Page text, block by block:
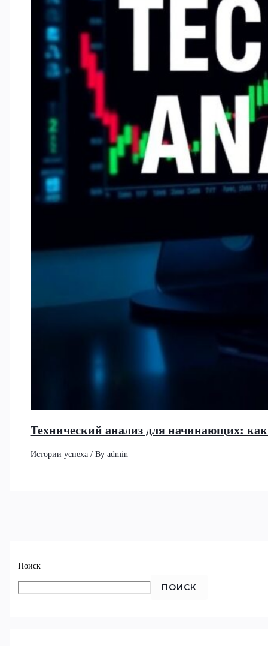
Поиск
ПОИСК
Технический анализ для начинающих:
Истории успеха/ By admin